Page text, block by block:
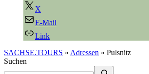
X
E-Mail
Link
SACHSE.TOURS » Adressen » Pulsnitz
Suchen